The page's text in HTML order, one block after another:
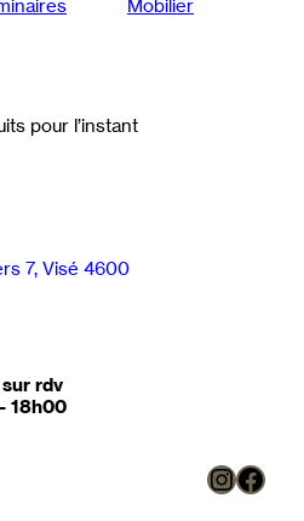
Mobilier
pour l’instant
7, Visé 4600
rdv
18h00